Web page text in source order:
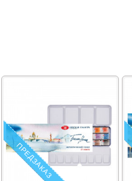
ПРЕДЗАКАЗ